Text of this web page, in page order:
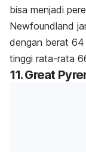
bisa menjadi
Newfoundland
dengan berat 64
tinggi rata-rata
11. Great